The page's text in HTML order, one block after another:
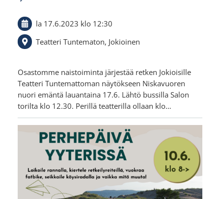
la 17.6.2023 klo 12:30
Teatteri Tuntematon, Jokioinen
Osastomme naistoiminta järjestää retken Jokioisille
Teatteri Tuntemattoman näytökseen Niskavuoren
nuori emäntä lauantaina 17.6. Lähtö bussilla Salon
torilta klo 12.30. Perillä teatterilla ollaan klo…